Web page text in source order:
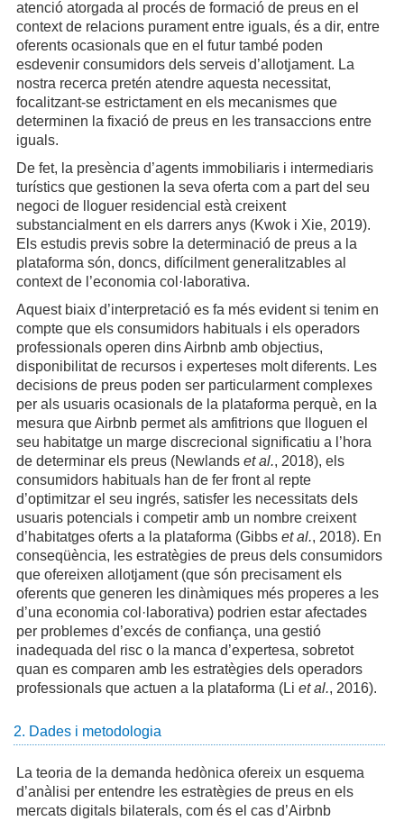
atenció atorgada al procés de formació de preus en el
context de relacions purament entre iguals, és a dir, entre
oferents ocasionals que en el futur també poden
esdevenir consumidors dels serveis d’allotjament. La
nostra recerca pretén atendre aquesta necessitat,
focalitzant-se estrictament en els mecanismes que
determinen la fixació de preus en les transaccions entre
iguals.
De fet, la presència d’agents immobiliaris i intermediaris
turístics que gestionen la seva oferta com a part del seu
negoci de lloguer residencial està creixent
substancialment en els darrers anys (Kwok i Xie, 2019).
Els estudis previs sobre la determinació de preus a la
plataforma són, doncs, difícilment generalitzables al
context de l’economia col·laborativa.
Aquest biaix d’interpretació es fa més evident si tenim en
compte que els consumidors habituals i els operadors
professionals operen dins Airbnb amb objectius,
disponibilitat de recursos i experteses molt diferents. Les
decisions de preus poden ser particularment complexes
per als usuaris ocasionals de la plataforma perquè, en la
mesura que Airbnb permet als amfitrions que lloguen el
seu habitatge un marge discrecional significatiu a l’hora
de determinar els preus (Newlands et al., 2018), els
consumidors habituals han de fer front al repte
d’optimitzar el seu ingrés, satisfer les necessitats dels
usuaris potencials i competir amb un nombre creixent
d’habitatges oferts a la plataforma (Gibbs et al., 2018). En
conseqüència, les estratègies de preus dels consumidors
que ofereixen allotjament (que són precisament els
oferents que generen les dinàmiques més properes a les
d’una economia col·laborativa) podrien estar afectades
per problemes d’excés de confiança, una gestió
inadequada del risc o la manca d’expertesa, sobretot
quan es comparen amb les estratègies dels operadors
professionals que actuen a la plataforma (Li et al., 2016).
2. Dades i metodologia
La teoria de la demanda hedònica ofereix un esquema
d’anàlisi per entendre les estratègies de preus en els
mercats digitals bilaterals, com és el cas d’Airbnb